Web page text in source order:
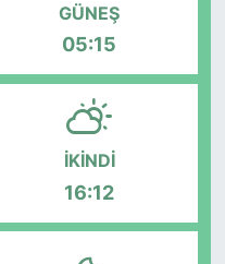
GÜNEŞ
05:15
İKINDI
16:12